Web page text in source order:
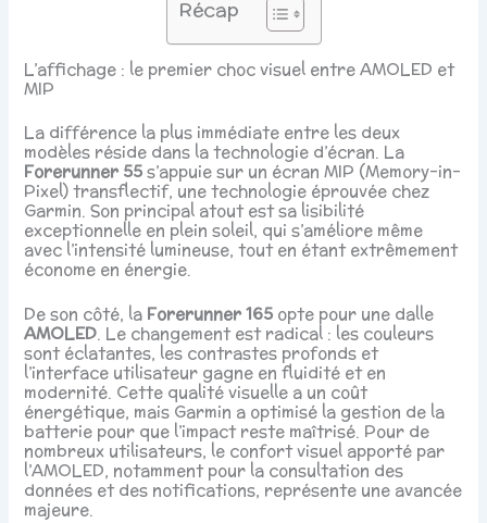
Récap
L’affichage : le premier choc visuel entre AMOLED et
MIP
La différence la plus immédiate entre les deux
modèles réside dans la technologie d’écran. La
Forerunner 55s’appuie sur un écran MIP (Memory-in-
Pixel) transflectif, une technologie éprouvée chez
Garmin. Son principal atout est sa lisibilité
exceptionnelle en plein soleil, qui s’améliore même
avec l’intensité lumineuse, tout en étant extrêmement
économe en énergie.
De son côté, la Forerunner 165 opte pour une dalle
AMOLED. Le changement est radical : les couleurs
sont éclatantes, les contrastes profonds et
l’interface utilisateur gagne en fluidité et en
modernité. Cette qualité visuelle a un coût
énergétique, mais Garmin a optimisé la gestion de la
batterie pour que l’impact reste maîtrisé. Pour de
nombreux utilisateurs, le confort visuel apporté par
l’AMOLED, notamment pour la consultation des
données et des notifications, représente une avancée
majeure.